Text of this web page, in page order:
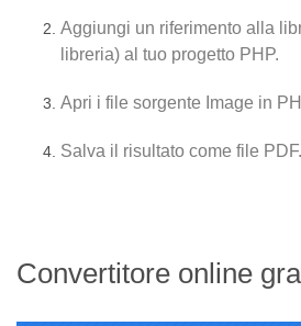
Aggiungi un riferimento alla
libreria) al tuo progetto PHP.
Apri i file sorgente Image in
Salva il risultato come file PDF.
Convertitore online